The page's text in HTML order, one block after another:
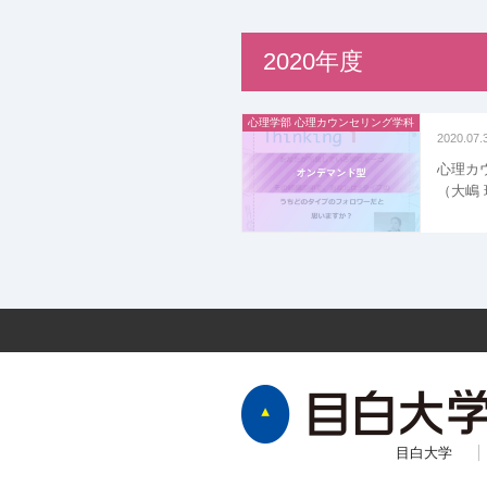
2020年度
心理カ
（大
心理学部 心理カウンセリング学科
目白大学